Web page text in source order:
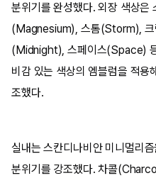
분위기를 완성했다. 외장 색상
(Magnesium), 스톰(Storm),
(Midnight), 스페이스(Space)
비감 있는 색상의 엠블럼을 적용
조했다.
실내는 스칸디나비안 미니멀리
분위기를 강조했다. 차콜